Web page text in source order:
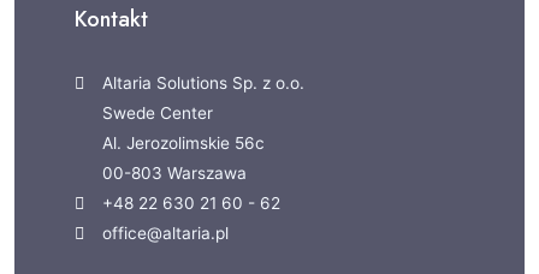
Kontakt
Altaria Solutions Sp. z o.o.
Swede Center
Al. Jerozolimskie 56c
00-803 Warszawa
+48 22 630 21 60 - 62
office@altaria.pl